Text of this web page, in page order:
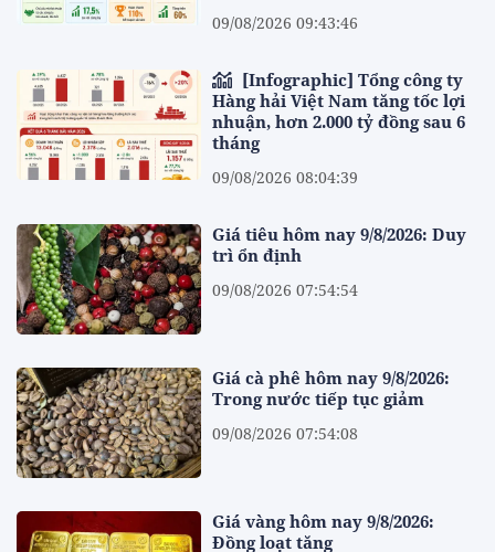
09/08/2026 09:43:46
Hàng hải Việt Nam tăng tốc lợi
nhuận, hơn 2.000 tỷ đồng sau 6
tháng
09/08/2026 08:04:39
Giá tiêu hôm nay 9/8/2026: Duy
trì ổn định
09/08/2026 07:54:54
Giá cà phê hôm nay 9/8/2026:
Trong nước tiếp tục giảm
09/08/2026 07:54:08
Giá vàng hôm nay 9/8/2026:
Đồng loạt tăng